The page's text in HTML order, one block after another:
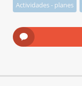
Actividades - planes